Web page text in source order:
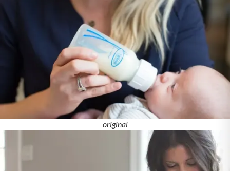
original